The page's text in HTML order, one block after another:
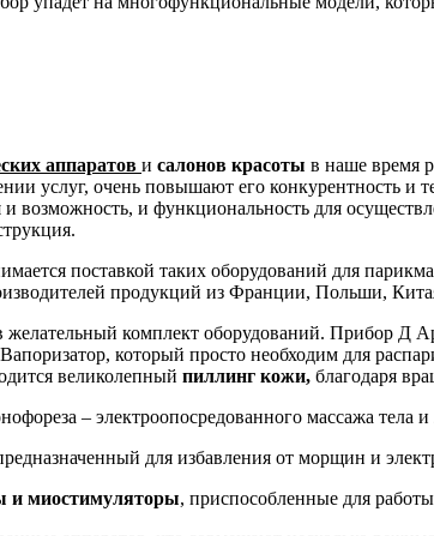
аппаратов и салонов красоты в наше время
услуг, очень повышают его конкурентность
возможность, и функциональность для
поставкой таких оборудований для
продукций из Франции, Польши,
комплект оборудований. Прибор Д
который просто необходим для
великолепный пиллинг кожи, благодаря
– электроопосредованного массажа тела
для избавления от морщин и
и миостимуляторы, приспособленные для